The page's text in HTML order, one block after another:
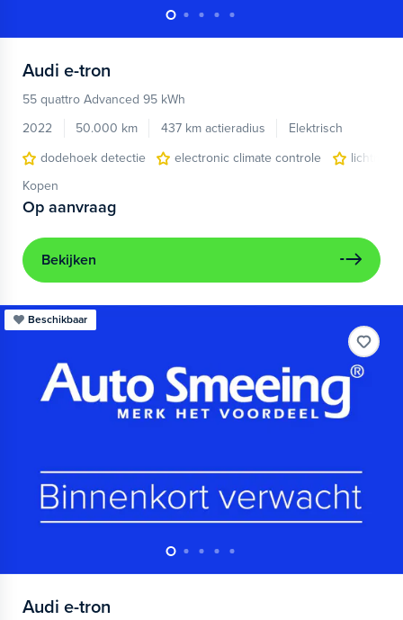
Audi e-tron
55 quattro Advanced 95 kWh
2022
50.000 km 437 km actieradius
Elektrisch
dodehoek detectie
electronic climate controle
Kopen
Op aanvraag
Bekijken
Beschikbaar
Audi e-tron